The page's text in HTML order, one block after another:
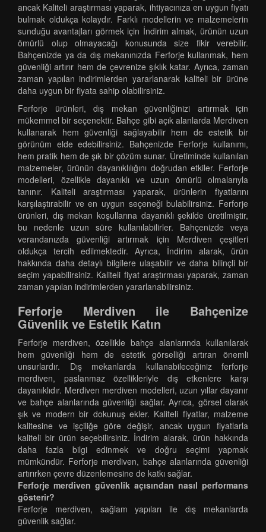
ancak Kaliteli araştırması yaparak, ihtiyacınıza en uygun fiyatı
bulmak oldukça kolaydır. Farklı modellerin ve malzemelerin
sunduğu avantajları görmek için İndirim almak, ürünün uzun
ömürlü olup olmayacağı konusunda size fikir verebilir.
Bahçenizde ya da dış mekanınızda Ferforje kullanmak, hem
güvenliği artırır hem de çevrenize şıklık katar. Ayrıca, zaman
zaman yapılan indirimlerden yararlanarak kaliteli bir ürüne
daha uygun bir fiyata sahip olabilirsiniz.
Ferforje ürünleri, dış mekan güvenliğinizi artırmak için
mükemmel bir seçenektir. Bahçe gibi açık alanlarda Merdiven
kullanarak hem güvenliği sağlayabilir hem de estetik bir
görünüm elde edebilirsiniz. Bahçenizde Ferforje kullanımı,
hem pratik hem de şık bir çözüm sunar. Üretiminde kullanılan
malzemeler, ürünün dayanıklılığını doğrudan etkiler. Ferforje
modelleri, özellikle dayanıklı ve uzun ömürlü olmalarıyla
tanınır. Kaliteli araştırması yaparak, ürünlerin fiyatlarını
karşılaştırabilir ve en uygun seçeneği bulabilirsiniz. Ferforje
ürünleri, dış mekan koşullarına dayanıklı şekilde üretilmiştir,
bu nedenle uzun süre kullanılabilirler. Bahçenizde veya
verandanızda güvenliği artırmak için Merdiven çeşitleri
oldukça tercih edilmektedir. Ayrıca, İndirim alarak, ürün
hakkında daha detaylı bilgilere ulaşabilir ve daha bilinçli bir
seçim yapabilirsiniz. Kaliteli fiyat araştırması yaparak, zaman
zaman yapılan indirimlerden yararlanabilirsiniz.
Ferforje Merdiven ile Bahçenize
Güvenlik ve Estetik Katın
Ferforje merdiven, özellikle bahçe alanlarında kullanılarak
hem güvenliği hem de estetik görselliği artıran önemli
unsurlardır. Dış mekanlarda kullanabileceğiniz ferforje
merdiven, paslanmaz özellikleriyle dış etkenlere karşı
dayanıklıdır. Merdiven merdiven modelleri, uzun yıllar dayanır
ve bahçe alanlarında güvenliği sağlar. Ayrıca, görsel olarak
şık ve modern bir dokunuş ekler. Kaliteli fiyatlar, malzeme
kalitesine ve işçiliğe göre değişir, ancak uygun fiyatlarla
kaliteli bir ürün seçebilirsiniz. İndirim alarak, ürün hakkında
daha fazla bilgi edinmek ve doğru seçimi yapmak
mümkündür. Ferforje merdiven, bahçe alanlarında güvenliği
artırırken çevre düzenlemesine de katkı sağlar.
Ferforje merdiven güvenlik açısından nasıl performans
gösterir?
Ferforje merdiven, sağlam yapıları ile dış mekanlarda
güvenlik sağlar.